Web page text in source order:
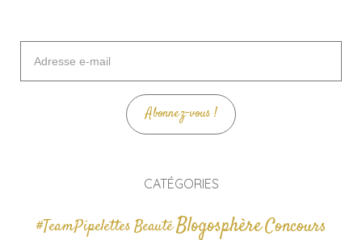
mail
Abonnez-vous !
CATÉGORIES
#TeamPipelettesBeautéBlogosphèreConcours